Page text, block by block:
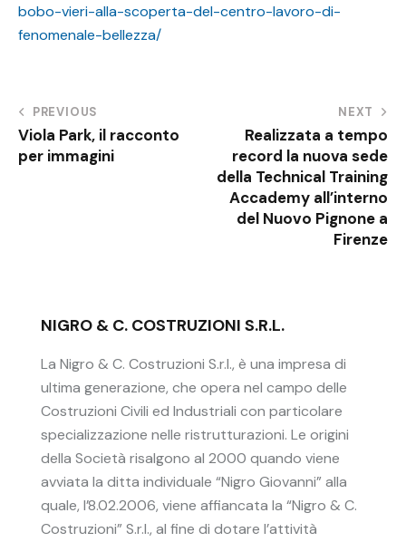
bobo-vieri-alla-scoperta-del-centro-lavoro-di-
fenomenale-bellezza/
PREVIOUS
Viola Park, il racconto
per immagini
NEXT
Realizzata a tempo
record la nuova sede
della Technical Training
Accademy all’interno
del Nuovo Pignone a
Firenze
NIGRO & C. COSTRUZIONI S.R.L.
La Nigro & C. Costruzioni S.r.l., è una impresa di
ultima generazione, che opera nel campo delle
Costruzioni Civili ed Industriali con particolare
specializzazione nelle ristrutturazioni. Le origini
della Società risalgono al 2000 quando viene
avviata la ditta individuale “Nigro Giovanni” alla
quale, l’8.02.2006, viene affiancata la “Nigro & C.
Costruzioni” S.r.l., al fine di dotare l’attività